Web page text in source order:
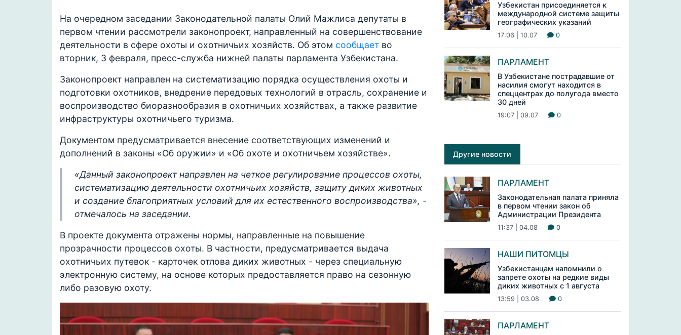
На очередном заседании Законодательной палаты Олий Мажлиса депутаты в
первом чтении рассмотрели законопроект, направленный на совершенствование
деятельности в сфере охоты и охотничьих хозяйств. Об этом сообщает во
вторник, 3 февраля, пресс-служба нижней палаты парламента Узбекистана.
Законопроект направлен на систематизацию порядка осуществления охоты и
подготовки охотников, внедрение передовых технологий в отрасль, сохранение и
воспроизводство биоразнообразия в охотничьих хозяйствах, а также развитие
инфраструктуры охотничьего туризма.
Документом предусматривается внесение соответствующих изменений и
дополнений в законы «Об оружии» и «Об охоте и охотничьем хозяйстве».
«Данный законопроект направлен на четкое регулирование процессов охоты,
систематизацию деятельности охотничьих хозяйств, защиту диких животных
и создание благоприятных условий для их естественного воспроизводства», -
отмечалось на заседании.
В проекте документа отражены нормы, направленные на повышение
прозрачности процессов охоты. В частности, предусматривается выдача
охотничьих путевок - карточек отлова диких животных - через специальную
электронную систему, на основе которых предоставляется право на сезонную
либо разовую охоту.
Узбекистан присоединяется к
международной системе защиты
географических указаний
17:06 | 10.07 0
ПАРЛАМЕНТ
В Узбекистане пострадавшие от
насилия смогут находится в
спеццентрах до полугода вместо
30 дней
19:07 | 09.07 0
Другие новости
ПАРЛАМЕНТ
Законодательная палата приняла
в первом чтении закон об
Администрации Президента
11:37 | 04.08 0
НАШИ ПИТОМЦЫ
Узбекистанцам напомнили о
запрете охоты на редкие виды
диких животных с 1 августа
13:59 | 03.08 0
ПАРЛАМЕНТ